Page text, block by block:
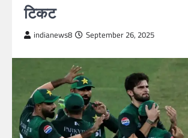
टिकट
indianews8 September 26, 2025